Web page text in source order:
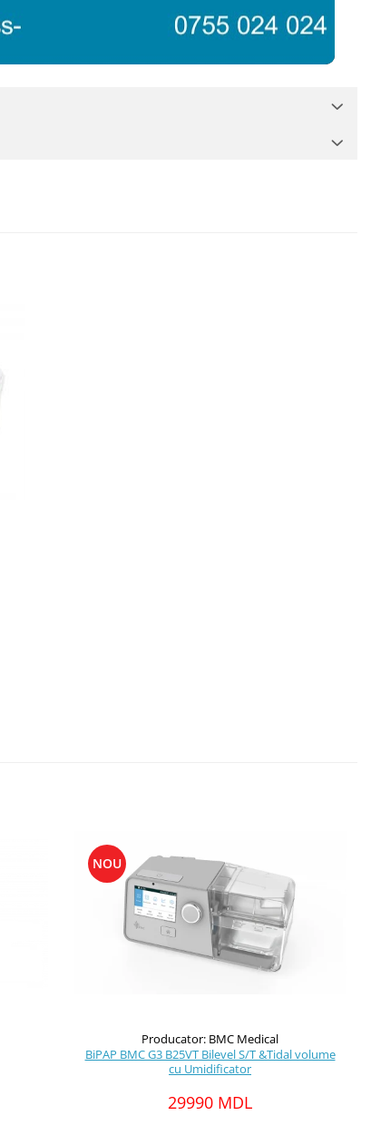
NOU
Producator: BMC Medical
BiPAP BMC G3 B25VT Bilevel S/T &Tidal volume
cu Umidificator
29990 MDL